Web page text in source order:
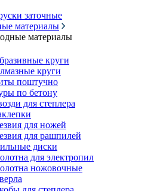
заточные
материалы
материалы
круги
круги
поштучно
по бетону
для степлера
для ножей
для рашпилей
диски
для электропил
ножовочные